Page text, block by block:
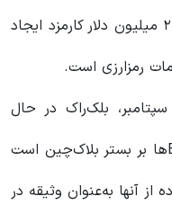
بیت‌کوین خود که در سال گذشته ۲۴۵ میلیون دلار کارمزد ایجاد
رمزارزی است.
در تاریخ ۱۱ سپتامبر، بلک‌راک در حال
بررسی راه‌هایی برای توکنیزه‌کردن ETFها بر بستر بلاک‌چین است
و استفاده از آنها به‌عنوان وثیقه در